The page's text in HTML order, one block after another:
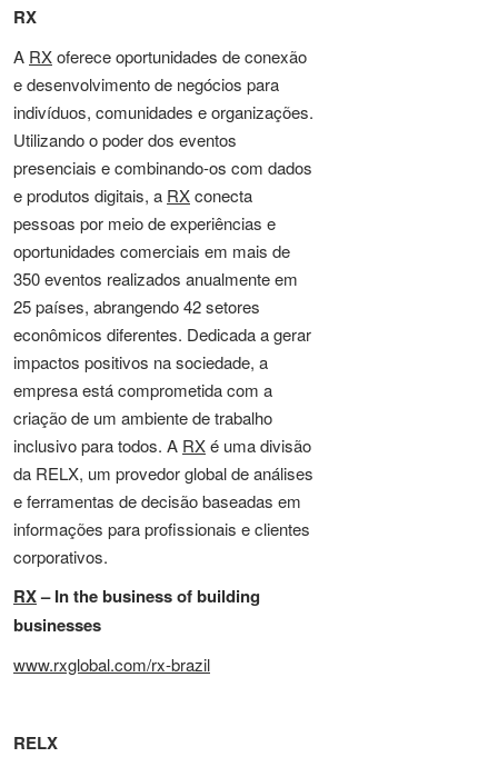
RX
A RXoferece oportunidades de conexão
e desenvolvimento de negócios para
indivíduos, comunidades e organizações.
Utilizando o poder dos eventos
presenciais e combinando-os com dados
e produtos digitais, a RXconecta
pessoas por meio de experiências e
oportunidades comerciais em mais de
350 eventos realizados anualmente em
25 países, abrangendo 42 setores
econômicos diferentes. Dedicada a gerar
impactos positivos na sociedade, a
empresa está comprometida com a
criação de um ambiente de trabalho
inclusivo para todos. A RXé uma divisão
da RELX, um provedor global de análises
e ferramentas de decisão baseadas em
informações para profissionais e clientes
corporativos.
RX– In the business of building
businesses
www.rxglobal.com/rx-brazil
RELX